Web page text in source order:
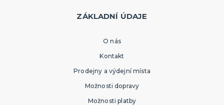
ZÁKLADNÍ ÚDAJE
O nás
Kontakt
Prodejny a výdejní místa
Možnosti dopravy
Možnosti platby